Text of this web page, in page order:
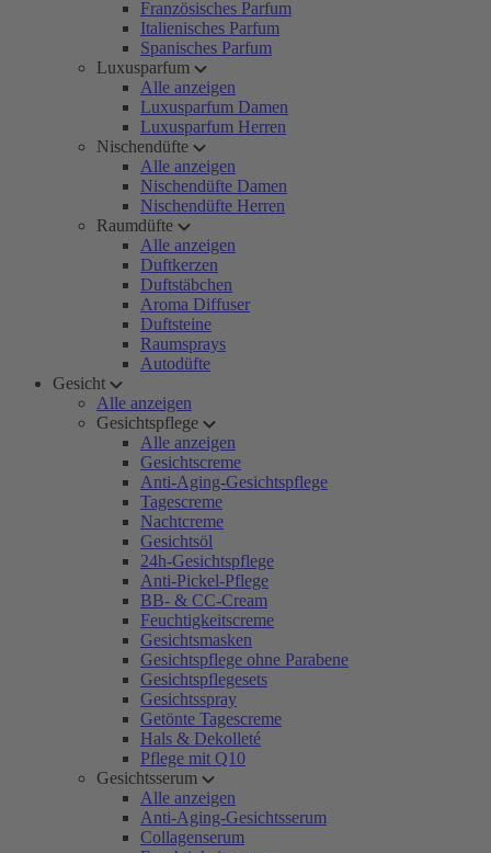
Französisches Parfum
Italienisches Parfum
Spanisches Parfum
Luxusparfum
Alle anzeigen
Luxusparfum Damen
Luxusparfum Herren
Nischendüfte
Alle anzeigen
Nischendüfte Damen
Nischendüfte Herren
Raumdüfte
Alle anzeigen
Duftkerzen
Duftstäbchen
Aroma Diffuser
Duftsteine
Raumsprays
Autodüfte
Gesicht
Alle anzeigen
Gesichtspflege
Alle anzeigen
Gesichtscreme
Anti-Aging-Gesichtspflege
Tagescreme
Nachtcreme
Gesichtsöl
24h-Gesichtspflege
Anti-Pickel-Pflege
BB- & CC-Cream
Feuchtigkeitscreme
Gesichtsmasken
Gesichtspflege ohne Parabene
Gesichtspflegesets
Gesichtsspray
Getönte Tagescreme
Hals & Dekolleté
Pflege mit Q10
Gesichtsserum
Alle anzeigen
Anti-Aging-Gesichtsserum
Collagenserum